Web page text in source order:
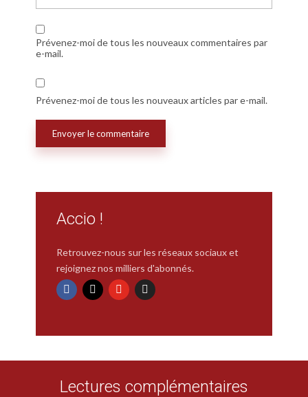
Prévenez-moi de tous les nouveaux commentaires par
e-mail.
Prévenez-moi de tous les nouveaux articles par e-mail.
Accio !
Retrouvez-nous sur les réseaux sociaux et
rejoignez nos milliers d'abonnés.
Lectures complémentaires